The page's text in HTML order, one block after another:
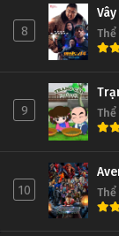
8
9
10